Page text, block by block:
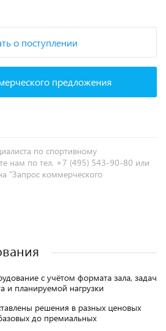
о поступлении
предложения
по спортивному
нам по тел. +7 (495) 543-90-80 или
"Запрос коммерческого
с учётом формата зала, задач
и планируемой нагрузки
решения в разных ценовых
до премиальных